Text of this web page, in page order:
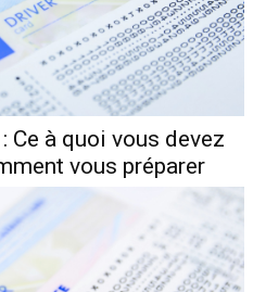
Ce à quoi vous devez
vous préparer